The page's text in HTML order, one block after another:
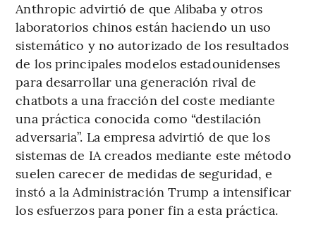
Anthropic advirtió de que Alibaba y otros
laboratorios chinos están haciendo un uso
sistemático y no autorizado de los resultados
de los principales modelos estadounidenses
para desarrollar una generación rival de
chatbots a una fracción del coste mediante
una práctica conocida como “destilación
adversaria”. La empresa advirtió de que los
sistemas de IA creados mediante este método
suelen carecer de medidas de seguridad, e
instó a la Administración Trump a intensificar
los esfuerzos para poner fin a esta práctica.